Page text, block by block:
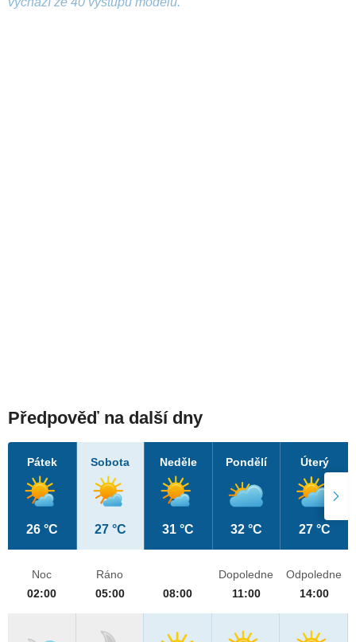
Předpověď na další dny
Pátek
26 °C
Sobota
27 °C
Neděle
31 °C
Pondělí
32 °C
Úterý
27 °C
Noc
02:00
Ráno
05:00
08:00
Dopoledne
11:00
Odpoledne
14:00